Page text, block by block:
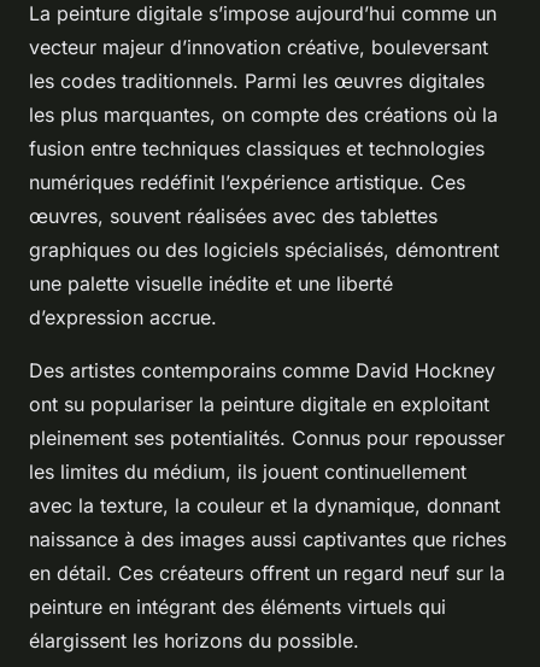
La peinture digitale s’impose aujourd’hui comme un
vecteur majeur d’innovation créative, bouleversant
les codes traditionnels. Parmi les œuvres digitales
les plus marquantes, on compte des créations où la
fusion entre techniques classiques et technologies
numériques redéfinit l’expérience artistique. Ces
œuvres, souvent réalisées avec des tablettes
graphiques ou des logiciels spécialisés, démontrent
une palette visuelle inédite et une liberté
d’expression accrue.
Des artistes contemporains comme David Hockney
ont su populariser la peinture digitale en exploitant
pleinement ses potentialités. Connus pour repousser
les limites du médium, ils jouent continuellement
avec la texture, la couleur et la dynamique, donnant
naissance à des images aussi captivantes que riches
en détail. Ces créateurs offrent un regard neuf sur la
peinture en intégrant des éléments virtuels qui
élargissent les horizons du possible.